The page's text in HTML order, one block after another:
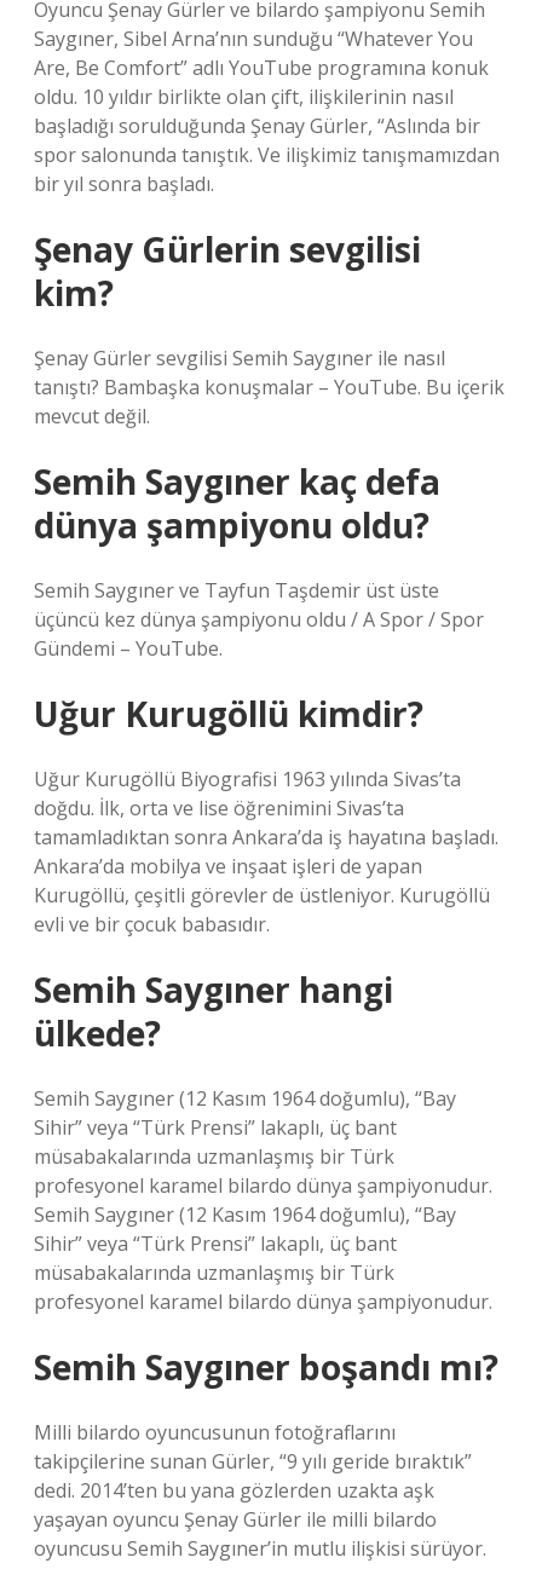
Oyuncu Şenay Gürler ve bilardo şampiyonu Semih
Saygıner, Sibel Arna’nın sunduğu “Whatever You
Are, Be Comfort” adlı YouTube programına konuk
oldu. 10 yıldır birlikte olan çift, ilişkilerinin nasıl
başladığı sorulduğunda Şenay Gürler, “Aslında bir
spor salonunda tanıştık. Ve ilişkimiz tanışmamızdan
bir yıl sonra başladı.
Şenay Gürlerin sevgilisi
kim?
Şenay Gürler sevgilisi Semih Saygıner ile nasıl
tanıştı? Bambaşka konuşmalar – YouTube. Bu içerik
mevcut değil.
Semih Saygıner kaç defa
dünya şampiyonu oldu?
Semih Saygıner ve Tayfun Taşdemir üst üste
üçüncü kez dünya şampiyonu oldu / A Spor / Spor
Gündemi – YouTube.
Uğur Kurugöllü kimdir?
Uğur Kurugöllü Biyografisi 1963 yılında Sivas’ta
doğdu. İlk, orta ve lise öğrenimini Sivas’ta
tamamladıktan sonra Ankara’da iş hayatına başladı.
Ankara’da mobilya ve inşaat işleri de yapan
Kurugöllü, çeşitli görevler de üstleniyor. Kurugöllü
evli ve bir çocuk babasıdır.
Semih Saygıner hangi
ülkede?
Semih Saygıner (12 Kasım 1964 doğumlu), “Bay
Sihir” veya “Türk Prensi” lakaplı, üç bant
müsabakalarında uzmanlaşmış bir Türk
profesyonel karamel bilardo dünya şampiyonudur.
Semih Saygıner (12 Kasım 1964 doğumlu), “Bay
Sihir” veya “Türk Prensi” lakaplı, üç bant
müsabakalarında uzmanlaşmış bir Türk
profesyonel karamel bilardo dünya şampiyonudur.
Semih Saygıner boşandı mı?
Milli bilardo oyuncusunun fotoğraflarını
takipçilerine sunan Gürler, “9 yılı geride bıraktık”
dedi. 2014’ten bu yana gözlerden uzakta aşk
yaşayan oyuncu Şenay Gürler ile milli bilardo
oyuncusu Semih Saygıner’in mutlu ilişkisi sürüyor.